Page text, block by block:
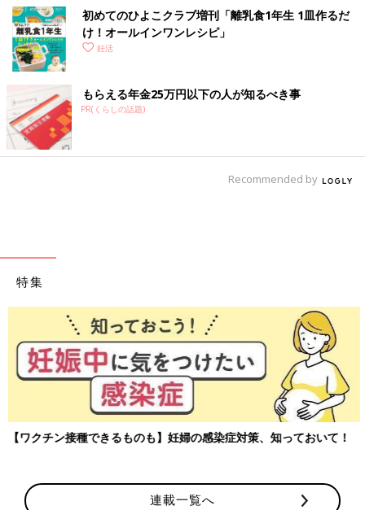
初めてのひよこクラブ増刊「離乳食1年生 1皿作るだ
け！オールインワン​レシピ」
妊活
もらえる年金25万円以下の人が知るべき事
PR(くらしの話題)
Recommended by
特集
【ワクチン接種できるものも】妊婦の感染症対策、知っておいて！
連載一覧へ